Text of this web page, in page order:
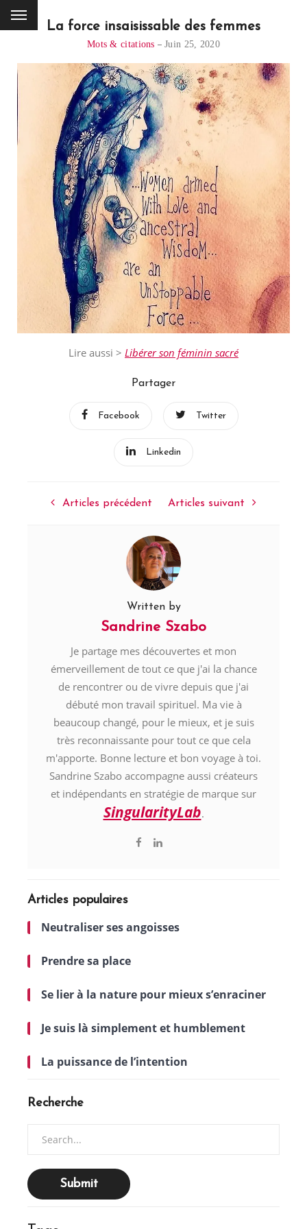
La force insaisissable des femmes
Mots & citations Juin 25, 2020
Lire aussi > Libérer son féminin sacré
Partager
Facebook Twitter
Linkedin
Articles précédent Articles suivant
Written by
Sandrine Szabo
Je partage mes découvertes et mon
émerveillement de tout ce que j'ai la chance
de rencontrer ou de vivre depuis que j'ai
débuté mon travail spirituel. Ma vie à
beaucoup changé, pour le mieux, et je suis
très reconnaissante pour tout ce que cela
m'apporte. Bonne lecture et bon voyage à toi.
Sandrine Szabo accompagne aussi créateurs
et indépendants en stratégie de marque sur
SingularityLab.
Articles populaires
Neutraliser ses angoisses
Prendre sa place
Se lier à la nature pour mieux s’enraciner
Je suis là simplement et humblement
La puissance de l’intention
Recherche